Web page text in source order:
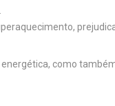
como